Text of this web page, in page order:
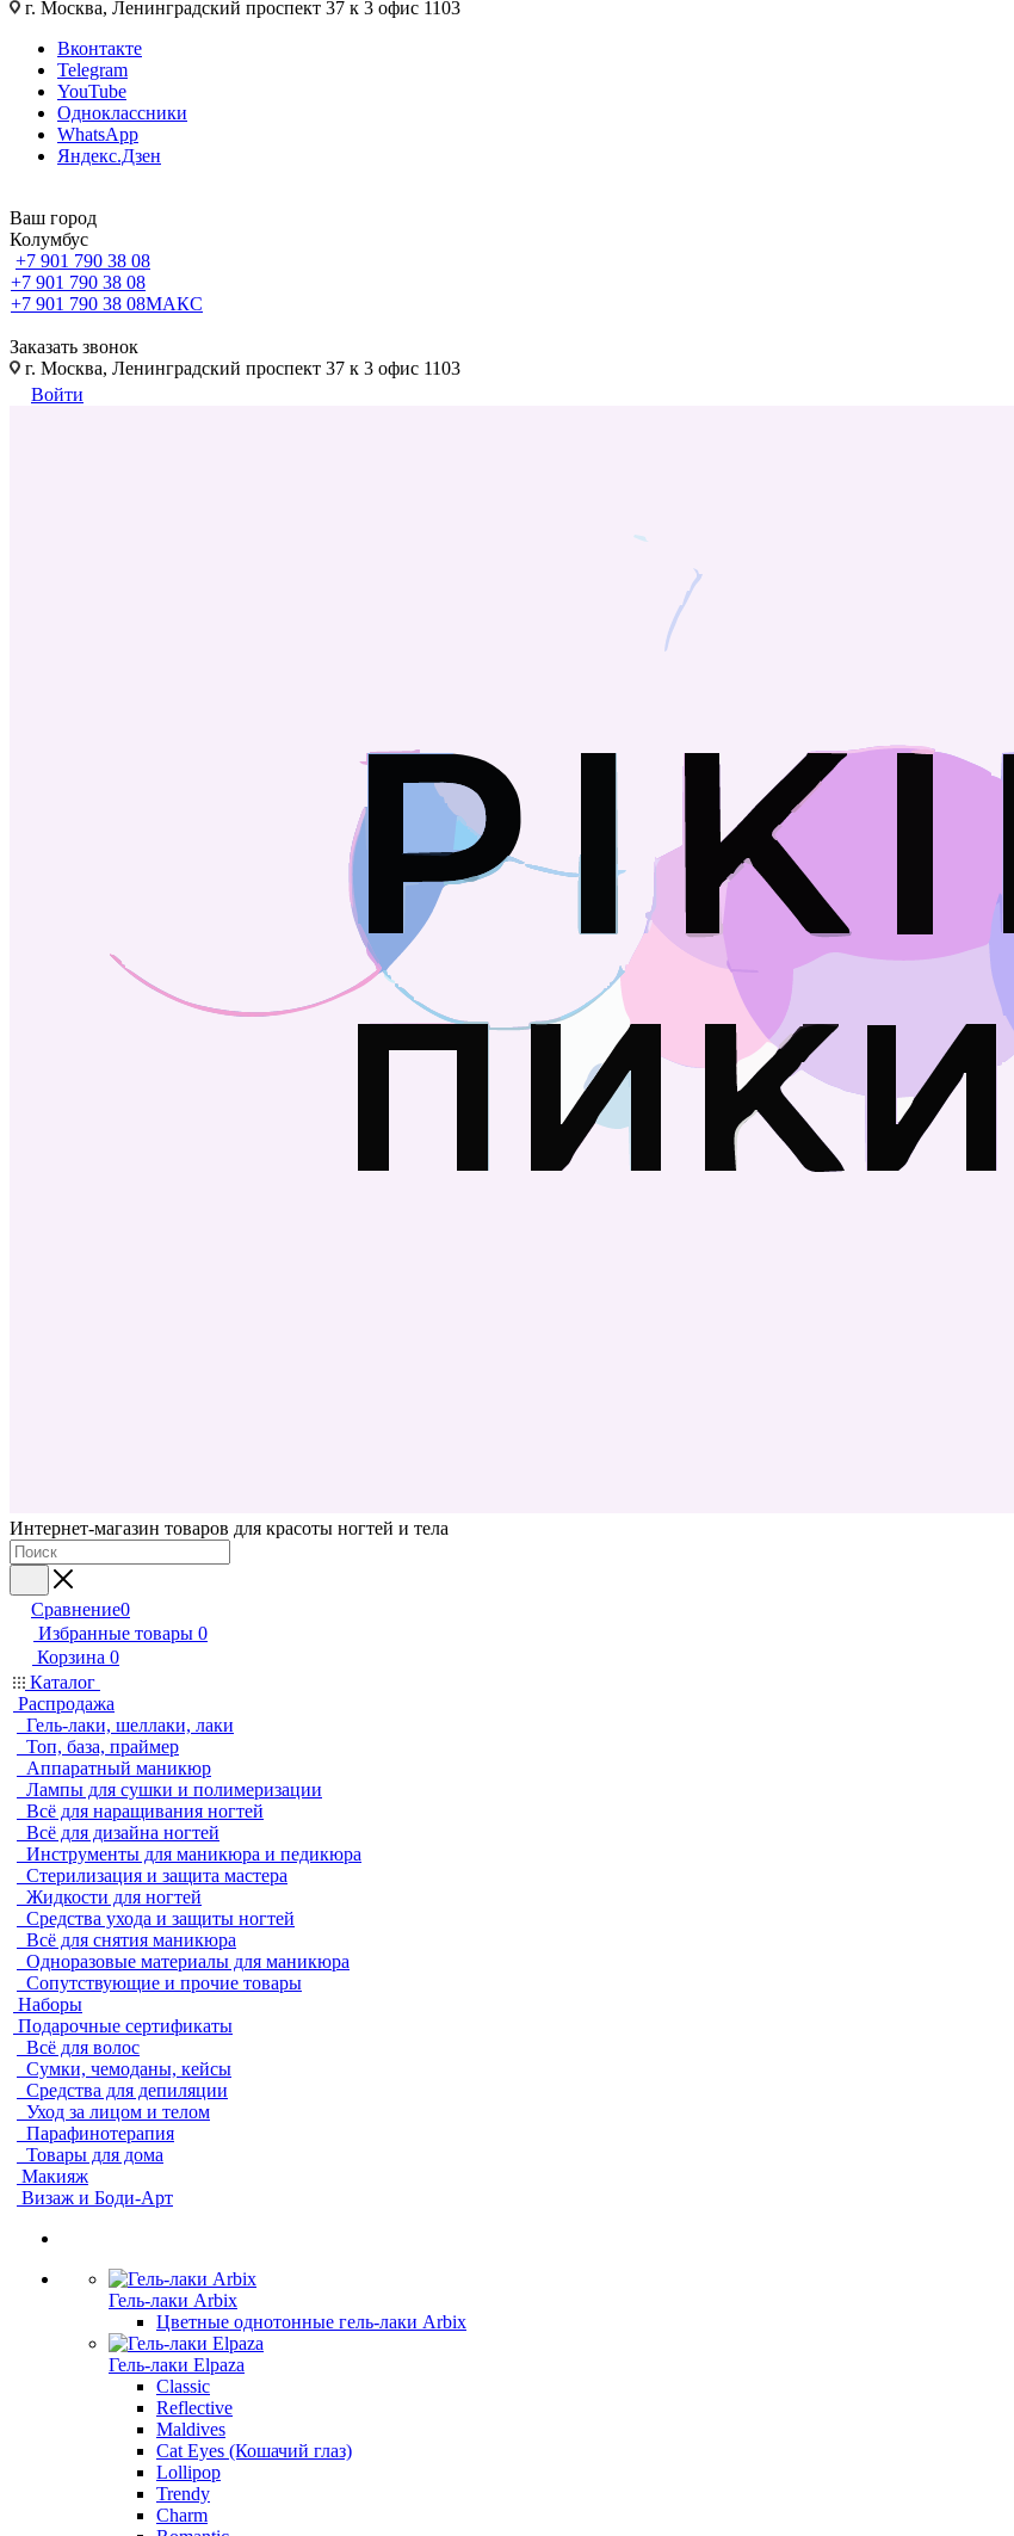
г. Москва, Ленинградский проспект 37 к 3 офис 1103
Вконтакте
Telegram
YouTube
Одноклассники
WhatsApp
Яндекс.Дзен
Ваш город
Колумбус
+7 901 790 38 08
+7 901 790 38 08
+7 901 790 38 08МАКС
Заказать звонок
г. Москва, Ленинградский проспект 37 к 3 офис 1103
Войти
Интернет-магазин товаров для красоты ногтей и тела
Сравнение0
Избранные товары 0
Корзина 0
Каталог
Распродажа
Гель-лаки, шеллаки, лаки
Топ, база, праймер
Аппаратный маникюр
Лампы для сушки и полимеризации
Всё для наращивания ногтей
Всё для дизайна ногтей
Инструменты для маникюра и педикюра
Стерилизация и защита мастера
Жидкости для ногтей
Средства ухода и защиты ногтей
Всё для снятия маникюра
Одноразовые материалы для маникюра
Сопутствующие и прочие товары
Наборы
Подарочные сертификаты
Всё для волос
Сумки, чемоданы, кейсы
Средства для депиляции
Уход за лицом и телом
Парафинотерапия
Товары для дома
Макияж
Визаж и Боди-Арт
Гель-лаки Arbix
Цветные однотонные гель-лаки Arbix
Гель-лаки Elpaza
Classic
Reflective
Maldives
Cat Eyes (Кошачий глаз)
Lollipop
Trendy
Charm